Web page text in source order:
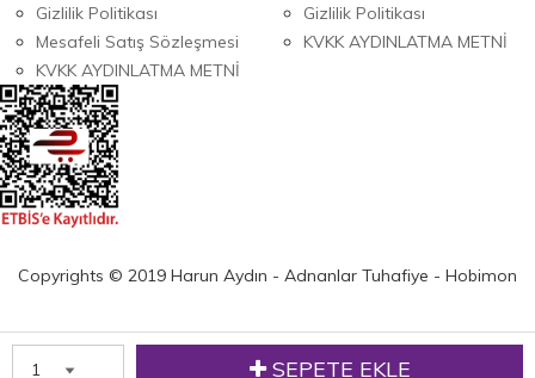
SEPETE EKLE
Gizlilik Politikası
Mesafeli Satış Sözleşmesi
KVKK AYDINLATMA METNİ
Gizlilik Politikası
KVKK AYDINLATMA METNİ
Copyrights © 2019 Harun Aydın - Adnanlar Tuhafiye - Hobimon